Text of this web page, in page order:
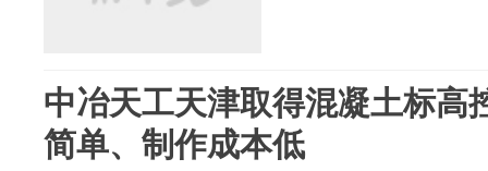
中冶天工天津取得混凝土标高
简单、制作成本低